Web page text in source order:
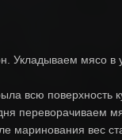
Укладываем мясо в
всю поверхность
переворачиваем
маринования вес